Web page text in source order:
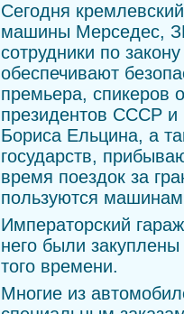
Сегодня
машины Мерседес,
сотрудники по
обеспечивают
премьера, спикеров
президентов СССР и
Бориса Ельцина, а
государств,
время поездок за
пользуются
Императорский
него были
того времени.
Многие из